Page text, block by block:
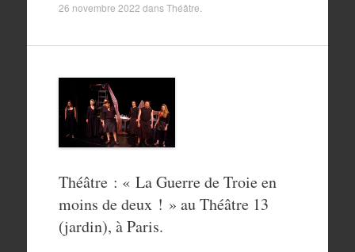
26 novembre 2022 dansThéâtre
Théâtre : « La Guerre de Troie en
moins de deux ! » au Théâtre 13
(jardin), à Paris.